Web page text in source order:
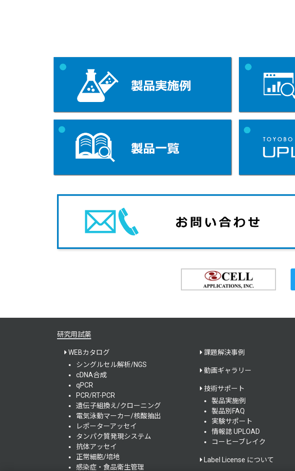
研究用試薬
WEBカタログ
シングルセル解析/NGS
cDNA合成
qPCR
PCR/RT-PCR
遺伝子組換え/クローニング
電気泳動マーカー/核酸抽出
レポーターアッセイ
タンパク質発現システム
抗体アッセイ
正常細胞/培地
感染症・食品衛生管理
課題解決事例
動画ギャラリー
技術サポート
製品実施例
製品別FAQ
実験サポート
情報誌 UPLOAD
コーヒーブレイク
Label License について